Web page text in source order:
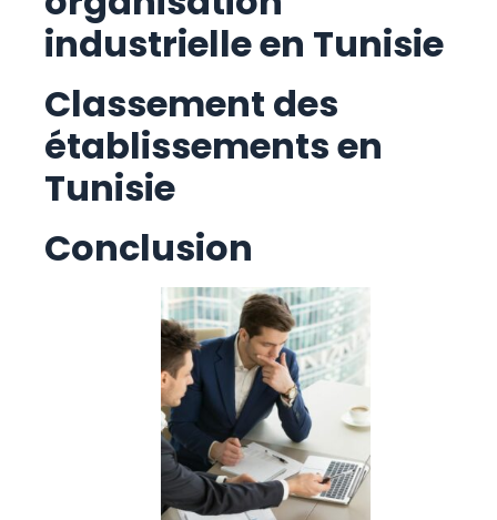
industrielle en Tunisie
Classement des
établissements en
Tunisie
Conclusion